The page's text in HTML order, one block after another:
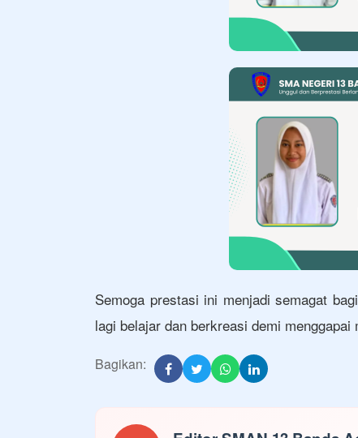
Semoga prestasi ini menjadi semagat
lagi belajar dan berkreasi demi
Bagikan: